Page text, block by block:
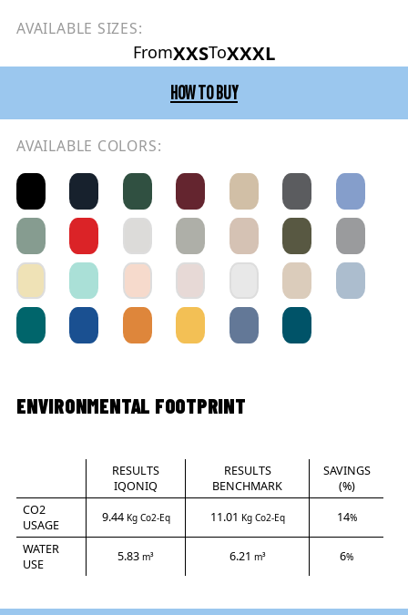
AVAILABLE SIZES:
FromXXSToXXXL
HOW TO BUY
AVAILABLE COLORS:
ENVIRONMENTAL FOOTPRINT
RESULTS
IQONIQ
RESULTS
BENCHMARK
SAVINGS
(%)
CO2
USAGE
9.44 Kg Co2-Eq 11.01 Kg Co2-Eq 14%
WATER
USE
5.83 m³ 6.21 m³ 6%